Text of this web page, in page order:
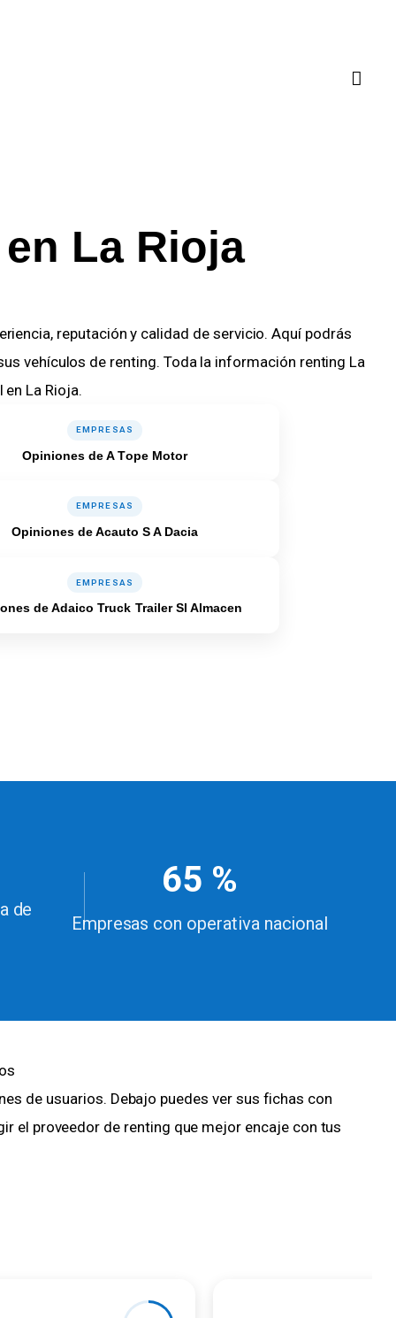
La Rioja
reputación y calidad de servicio. Aquí podrás
vehículos de renting. Toda la información renting La
La Rioja.
EMPRESAS
Opiniones de A Tope Motor
EMPRESAS
Opiniones de Acauto S A Dacia
EMPRESAS
de Adaico Truck Trailer Sl Almacen
de
65 %
Empresas con operativa nacional
de usuarios. Debajo puedes ver sus fichas con
el proveedor de renting que mejor encaje con tus